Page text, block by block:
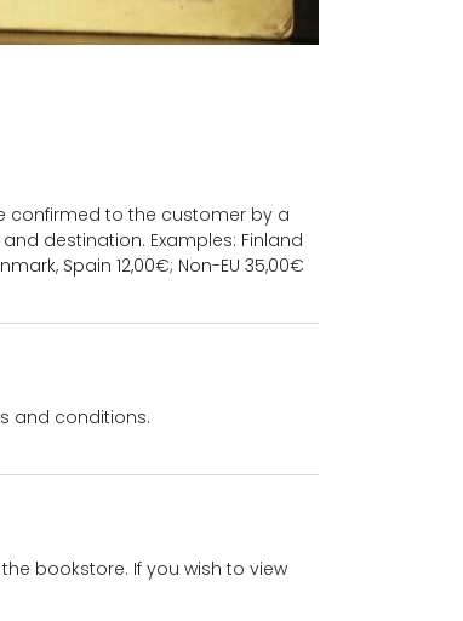
confirmed to the customer by a
destination. Examples: Finland
Spain 12,00€; Non-EU 35,00€
and conditions.
bookstore. If you wish to view